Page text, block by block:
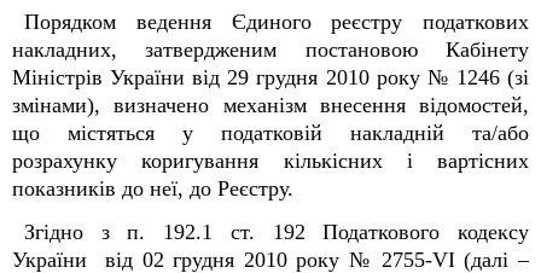
Порядком ведення Єдиного реєстру податкових
накладних, затвердженим постановою Кабінету
Міністрів України від 29 грудня 2010 року № 1246 (зі
змінами), визначено механізм внесення відомостей,
що містяться у податковій накладній та/або
розрахунку коригування кількісних і вартісних
показників до неї, до Реєстру.
Згідно з п. 192.1 ст. 192 Податкового кодексу
України від 02 грудня 2010 року № 2755-VI (далі –